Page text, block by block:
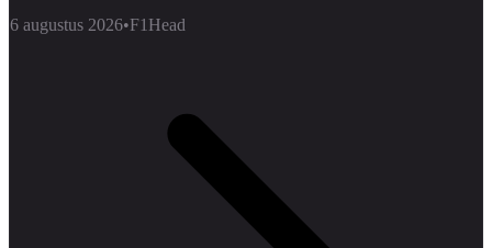
6 augustus 2026•F1Head